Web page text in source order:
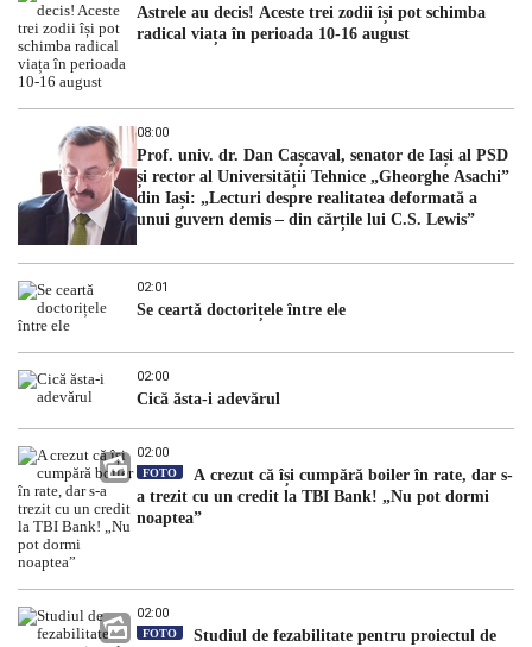
Astrele au decis! Aceste trei zodii își pot schimba
radical viața în perioada 10-16 august
08:00
Prof. univ. dr. Dan Cașcaval, senator de Iași al PSD
și rector al Universității Tehnice „Gheorghe Asachi”
din Iași: „Lecturi despre realitatea deformată a
unui guvern demis – din cărțile lui C.S. Lewis”
02:01
Se ceartă doctorițele între ele
02:00
Cică ăsta-i adevărul
02:00
FOTO
A crezut că își cumpără boiler în rate, dar s-
a trezit cu un credit la TBI Bank! „Nu pot dormi
noaptea”
02:00
FOTO
Studiul de fezabilitate pentru proiectul de